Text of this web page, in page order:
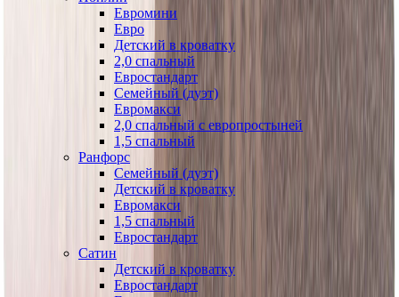
Евромини
Евро
Детский в кроватку
2,0 спальный
Евростандарт
Семейный (дуэт)
Евромакси
2,0 спальный с европростыней
1,5 спальный
Ранфорс
Семейный (дуэт)
Детский в кроватку
Евромакси
1,5 спальный
Евростандарт
Сатин
Детский в кроватку
Евростандарт